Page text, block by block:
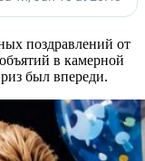
поздравлений от
в камерной
был впереди.